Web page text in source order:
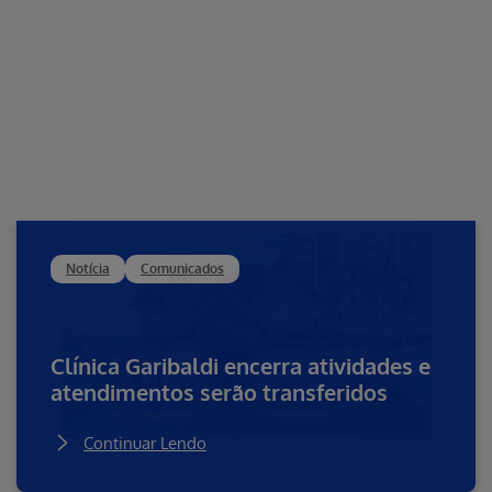
Notícia Comunicados
Clínica Garibaldi encerra atividades e
atendimentos serão transferidos
Continuar Lendo